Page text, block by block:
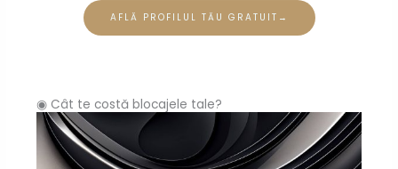
AFLĂ PROFILUL TĂU GRATUIT→
◉ Cât te costă blocajele tale?